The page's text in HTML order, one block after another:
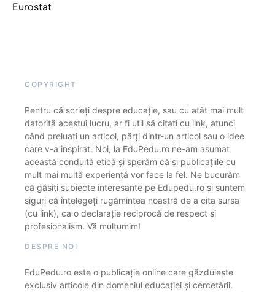
Eurostat
COPYRIGHT
Pentru că scrieți despre educație, sau cu atât mai mult
datorită acestui lucru, ar fi util să citați cu link, atunci
când preluați un articol, părți dintr-un articol sau o idee
care v-a inspirat. Noi, la EduPedu.ro ne-am asumat
această conduită etică și sperăm că și publicațiile cu
mult mai multă experiență vor face la fel. Ne bucurăm
că găsiți subiecte interesante pe Edupedu.ro și suntem
siguri că înțelegeți rugămintea noastră de a cita sursa
(cu link), ca o declarație reciprocă de respect și
profesionalism. Vă mulțumim!
DESPRE NOI
EduPedu.ro este o publicație online care găzduiește
exclusiv articole din domeniul educației și cercetării.